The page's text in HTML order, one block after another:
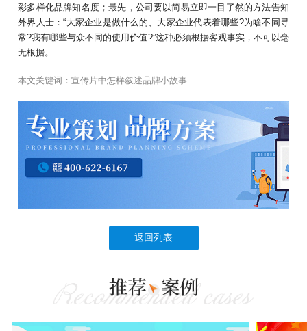
彩多样化品牌知名度；最先，公司要以简易立即一目了然的方法告知
外界人士：“大家企业是做什么的、大家企业代表着哪些?为啥不同寻
常?我有哪些与众不同的使用价值?”这种必须根据客观事实，不可以毫
无根据。
本文关键词：宣传片中怎样叙述品牌小故事
返回列表